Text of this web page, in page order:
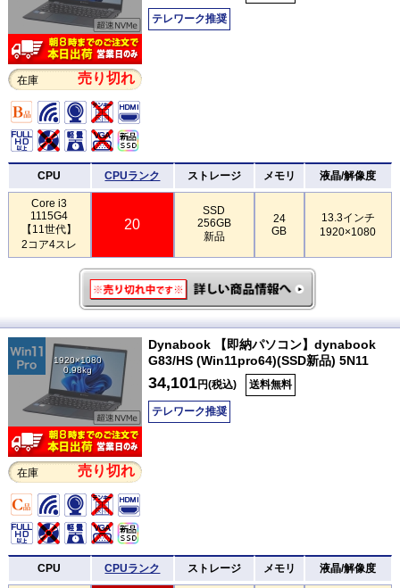
在庫 売り切れ
テレワーク推奨
CPU CPUランク ストレージ メモリ 液晶/解像度
Core i3
1115G4
【11世代】
2コア4スレ
20
SSD
256GB
新品
24
GB
13.3インチ
1920×1080
1920×1080
0.98kg
在庫 売り切れ
Dynabook 【即納パソコン】dynabook
G83/HS (Win11pro64)(SSD新品) 5N11
34,101円(税込) 送料無料
テレワーク推奨
CPU CPUランク ストレージ メモリ 液晶/解像度